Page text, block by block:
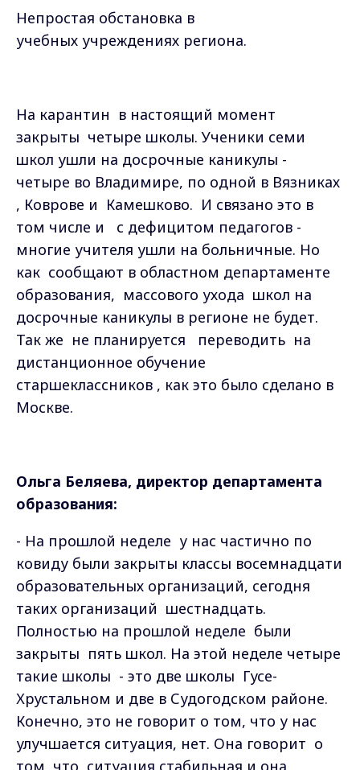
Непростая обстановка в
учебных учреждениях региона.
На карантин в настоящий момент
закрыты четыре школы. Ученики семи
школ ушли на досрочные каникулы -
четыре во Владимире, по одной в Вязниках
, Коврове и Камешково. И связано это в
том числе и
с дефицитом педагогов -
многие учителя ушли на больничные. Но
как сообщают в областном департаменте
образования, массового ухода школ на
досрочные каникулы в регионе не будет.
Так же не планируется переводить на
дистанционное обучение
старшеклассников , как это было сделано в
Москве.
Ольга Беляева, директор департамента
образования:
- На прошлой неделе у нас частично по
ковиду были закрыты классы восемнадцати
образовательных организаций, сегодня
таких организаций шестнадцать.
Полностью на прошлой неделе были
закрыты пять школ. На этой неделе четыре
такие школы - это две школы Гусе-
Хрустальном и две в Судогодском районе.
Конечно, это не говорит о том, что у нас
улучшается ситуация, нет. Она говорит о
том, что ситуация стабильная и она